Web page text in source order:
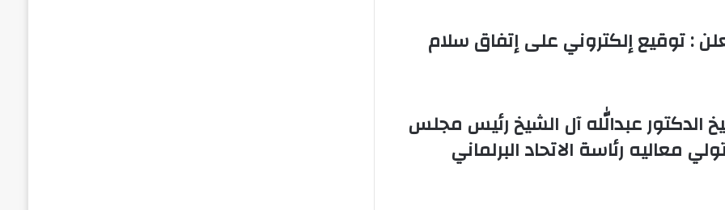
يعلن : توقيع إلكتروني على إتفاق سلام
الدكتور عبدالله آل الشيخ رئيس مجلس
معاليه رئاسة الاتحاد البرلماني